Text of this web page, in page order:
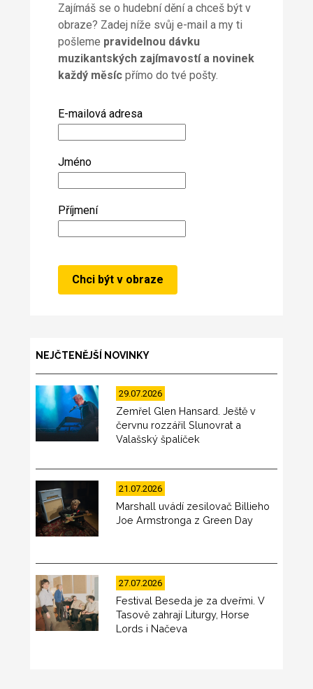
Zajímáš se o hudební dění a chceš být v
obraze? Zadej níže svůj e-mail a my ti
pošleme pravidelnou dávku
muzikantských zajímavostí a novinek
každý měsícpřímo do tvé pošty.
E-mailová adresa
Jméno
Příjmení
NEJČTENĚJŠÍ NOVINKY
29.07.2026
Zemřel Glen Hansard. Ještě v
červnu rozzářil Slunovrat a
Valašský špalíček
21.07.2026
Marshall uvádí zesilovač Billieho
Joe Armstronga z Green Day
27.07.2026
Festival Beseda je za dveřmi. V
Tasově zahrají Liturgy, Horse
Lords i Načeva